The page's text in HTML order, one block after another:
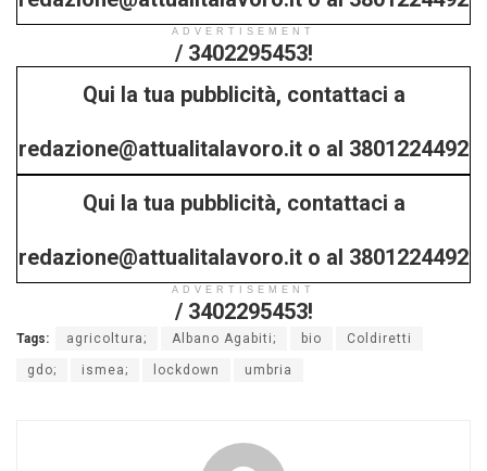
/ 3402295453!
ADVERTISEMENT
Qui la tua pubblicità, contattaci a
redazione@attualitalavoro.it o al 3801224492
/ 3402295453!
Qui la tua pubblicità, contattaci a
redazione@attualitalavoro.it o al 3801224492
/ 3402295453!
ADVERTISEMENT
Tags: agricoltura; Albano Agabiti; bio Coldiretti
gdo; ismea; lockdown umbria